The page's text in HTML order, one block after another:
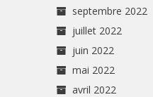
septembre 2022
juillet 2022
juin 2022
mai 2022
avril 2022